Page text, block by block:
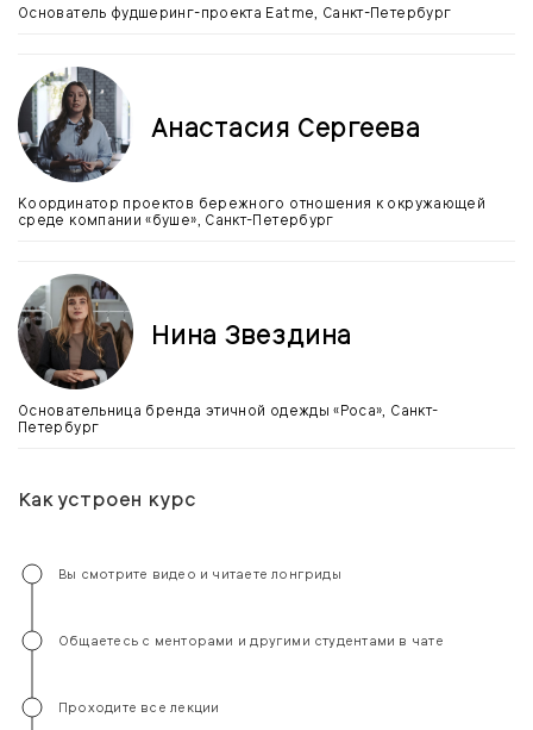
Основатель фудшеринг-проекта Eatme, Санкт-Петербург
Анастасия Сергеева
Координатор проектов бережного отношения к окружающей
среде компании «буше», Санкт-Петербург
Нина Звездина
Основательница бренда этичной одежды «Роса», Санкт-
Петербург
Как устроен курс
Вы смотрите видео и читаете лонгриды
Общаетесь с менторами и другими студентами в чате
Проходите все лекции